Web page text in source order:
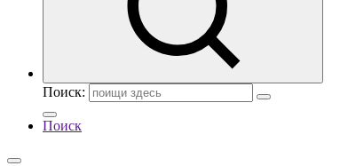
Поиск:
Поиск